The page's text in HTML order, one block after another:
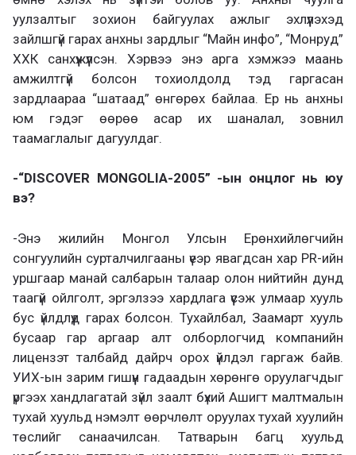
уулзалтыг зохион байгуулах ажлыг эхлүүлэхэд
зайлшгүй гарах анхны зардлыг “Майн инфо”, “Монруд”
ХХК санхүүжүүлсэн. Хэрвээ энэ арга хэмжээ маань
амжилтгүй болсон тохиолдолд тэд гаргасан
зардлаараа “шатаад” өнгөрөх байлаа. Ер нь анхны
юм гэдэг өөрөө асар их шаналал, зовнил
таамаглалыг дагуулдаг.
-“DISCOVER MONGOLIA-2005” -ын онцлог нь юу
вэ?
-Энэ жилийн Монгол Улсын Ерөнхийлөгчийн
сонгуулийн сурталчилгааны үеэр явагдсан хар PR-ийн
уршгаар манай салбарын талаар олон нийтийн дунд
таагүй ойлголт, эргэлзээ хардлага үүсэж улмаар хууль
бус үйлдлүүд гарах болсон. Тухайлбал, Заамарт хууль
бусаар гар аргаар алт олборлогчид компанийн
лицензэт талбайд дайрч орох үйлдэл гаргаж байв.
УИХ-ын зарим гишүүн гадаадын хөрөнгө оруулагчдыг
үргээх хандлагатай зүйл заалт бүхий Ашигт малтмалын
тухай хуульд нэмэлт өөрчлөлт оруулах тухай хуулийн
төслийг санаачилсан. Татварын багц хуульд